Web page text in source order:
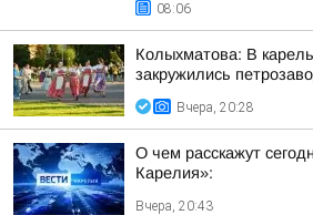
08:06
Колыхматова: В
закружились
Вчера, 20:28
О чем расскажут
Карелия»:
Вчера, 20:43